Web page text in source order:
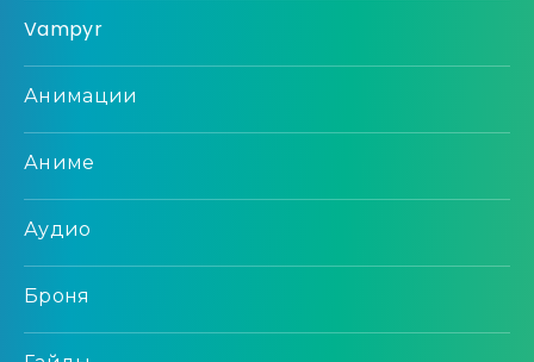
Vampyr
Анимации
Аниме
Аудио
Броня